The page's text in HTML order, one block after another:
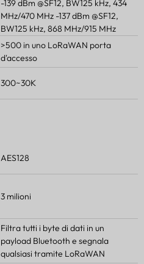
-139 dBm @SF12, BW125 kHz, 434
MHz/470 MHz -137 dBm @SF12,
BW125 kHz, 868 MHz/915 MHz
>500 in uno LoRaWAN porta
d'accesso
300~30K
AES128
3 milioni
Filtra tutti i byte di dati in un
payload Bluetooth e segnala
qualsiasi tramite LoRaWAN